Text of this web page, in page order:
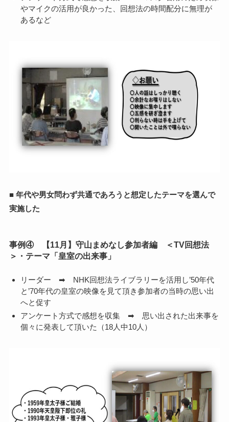
やマイクの活用が良かった、回想法の時間配分に無理が
あるなど
■ 年代や男女問わず共通であろうと想定したテーマを選んで
実施した
事例④ 【11月】守山まめなし参加者編 ＜TV回想法
＞・テーマ「皇室の出来事」
リーダー ➡ NHK回想法ライブラリーを活用し’50年代
と’70年代の皇室の映像を見て頂き参加者の当時の思い出
へと促す
アンケート方式で感想を収集 ➡ 思い出された出来事を
個々に発表して頂いた（18人中10人）